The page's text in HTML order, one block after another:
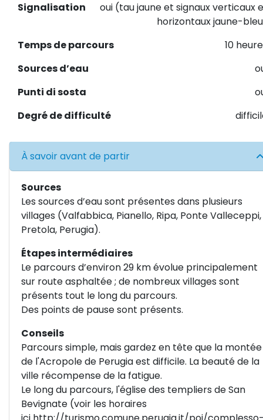
Signalisation
oui (tau jaune et signaux verticaux
horizontaux jaune-
Temps de parcours
10
Sources d’eau
Punti di sosta
Degré de difficulté
À savoir avant de partir
Sources
Les sources d’eau sont présentes dans plusieurs
villages (Valfabbica, Pianello, Ripa, Ponte Valleceppi,
Pretola, Perugia).
Étapes intermédiaires
Le parcours d’environ 29 km évolue principalement
sur route asphaltée ; de nombreux villages sont
présents tout le long du parcours.
Des points de pause sont présents.
Conseils
Parcours simple, mais gardez en tête que la montée
de l'Acropole de Perugia est difficile. La beauté de la
ville récompense de la fatigue.
Le long du parcours, l'église des templiers de San
Bevignate (voir les horaires